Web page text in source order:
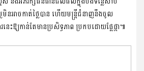
មិនអាចកាត់ថ្លៃបាន ហើយមន្រ្តីជំនាញនឹងចូល
នេះឱ្យកាន់តែមានប្រសិទ្ធភាព ប្រកបដោយផ្លែផ្កា៕